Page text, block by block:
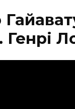
Генрі